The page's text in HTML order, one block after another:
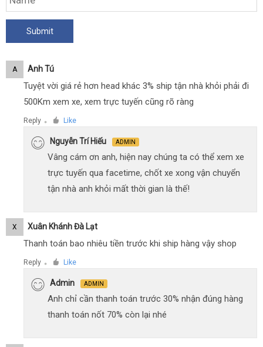
A Anh Tú
Tuyệt vời giá rẻ hơn head khác 3% ship tận nhà khỏi phải đi
500Km xem xe, xem trực tuyến cũng rõ ràng
Reply ● Like
Nguyễn Trí Hiếu ADMIN
Vâng cám ơn anh, hiện nay chúng ta có thể xem xe
trực tuyến qua facetime, chốt xe xong vận chuyển
tận nhà anh khỏi mất thời gian là thế!
X Xuân Khánh Đà Lạt
Thanh toán bao nhiêu tiền trước khi ship hàng vậy shop
Reply ● Like
Admin ADMIN
Anh chỉ cần thanh toán trước 30% nhận đúng hàng
thanh toán nốt 70% còn lại nhé